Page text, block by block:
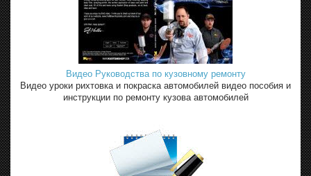
Видео Руководства по кузовному ремонту
Видео уроки рихтовка и покраска автомобилей видео пособия и
инструкции по ремонту кузова автомобилей